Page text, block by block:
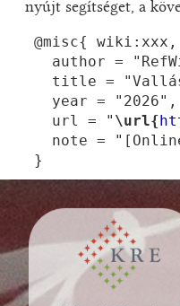
nyújt segítséget, a
@misc{ wiki:xxx,
author =
title =
   year = "2026",
   url = "
\url{
note =